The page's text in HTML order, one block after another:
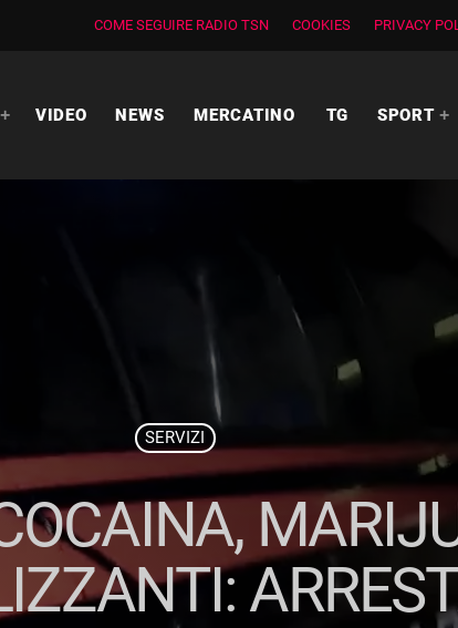
COME SEGUIRE RADIO TSN COOKIES PRIVACY
VIDEO NEWS MERCATINO TG SPORT
SERVIZI